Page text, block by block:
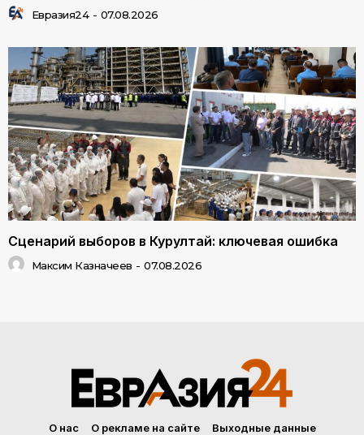
Евразия24 - 07.08.2026
Сценарий выборов в Курултай: ключевая ошибка
Максим Казначеев - 07.08.2026
О нас О рекламе на сайте Выходные данные